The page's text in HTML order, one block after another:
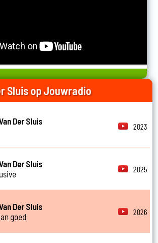
Sluis op Jouwradio
Der Sluis
2023
Der Sluis
2025
Der Sluis
goed
2026